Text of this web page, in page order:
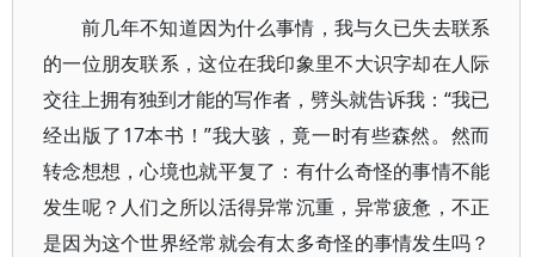
前几年不知道因为什么事情，我与久已失去联系
的一位朋友联系，这位在我印象里不大识字却在人际
交往上拥有独到才能的写作者，劈头就告诉我：“我已
经出版了17本书！”我大骇，竟一时有些森然。然而
转念想想，心境也就平复了：有什么奇怪的事情不能
发生呢？人们之所以活得异常沉重，异常疲惫，不正
是因为这个世界经常就会有太多奇怪的事情发生吗？